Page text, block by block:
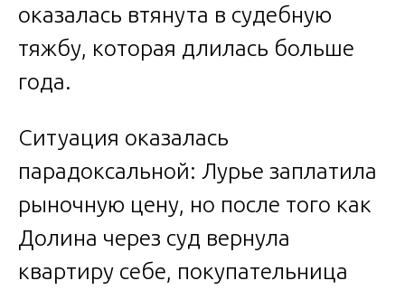
оказалась втянута в судебную
тяжбу, которая длилась больше
года.
Ситуация оказалась
парадоксальной: Лурье заплатила
рыночную цену, но после того как
Долина через суд вернула
квартиру себе, покупательница